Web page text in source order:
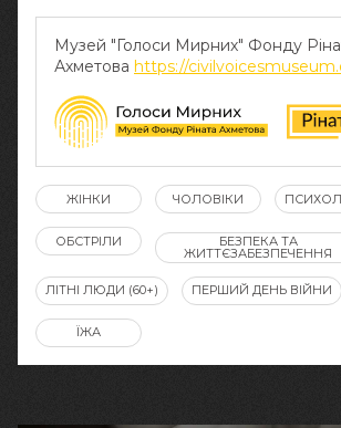
Музей "Голоси Мирних" Фонду
Ахметова https://
ЖІНКИ ЧОЛОВІКИ
ОБСТРІЛИ БЕЗПЕКА ТА
ЖИТТЄЗАБЕЗПЕЧЕННЯ
ЛІТНІ ЛЮДИ (60+) ПЕРШИЙ ДЕНЬ ВІЙНИ
ЇЖА